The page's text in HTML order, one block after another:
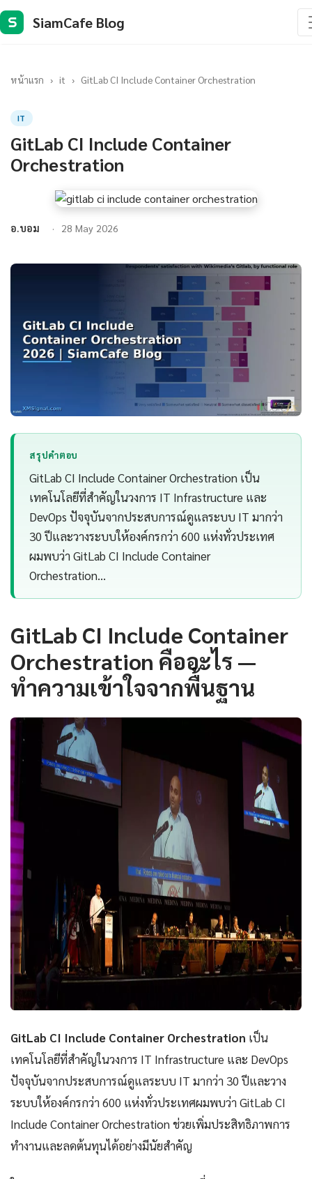
S SiamCafe Blog
หน้าแรก › it › GitLab CI Include Container Orchestration
IT
GitLab CI Include Container
Orchestration
อ.บอม 28 May 2026
สรุปคำตอบ
GitLab CI Include Container Orchestration เป็น
เทคโนโลยีที่สำคัญในวงการ IT Infrastructure และ
DevOps ปัจจุบันจากประสบการณ์ดูแลระบบ IT มากว่า
30 ปีและวางระบบให้องค์กรกว่า 600 แห่งทั่วประเทศ
ผมพบว่า GitLab CI Include Container
Orchestration…
GitLab CI Include Container
Orchestration คืออะไร —
ทำความเข้าใจจากพื้นฐาน
GitLab CI Include Container Orchestration เป็น
เทคโนโลยีที่สำคัญในวงการ IT Infrastructure และ DevOps
ปัจจุบันจากประสบการณ์ดูแลระบบ IT มากว่า 30 ปีและวาง
ระบบให้องค์กรกว่า 600 แห่งทั่วประเทศผมพบว่า GitLab CI
Include Container Orchestration ช่วยเพิ่มประสิทธิภาพการ
ทำงานและลดต้นทุนได้อย่างมีนัยสำคัญ